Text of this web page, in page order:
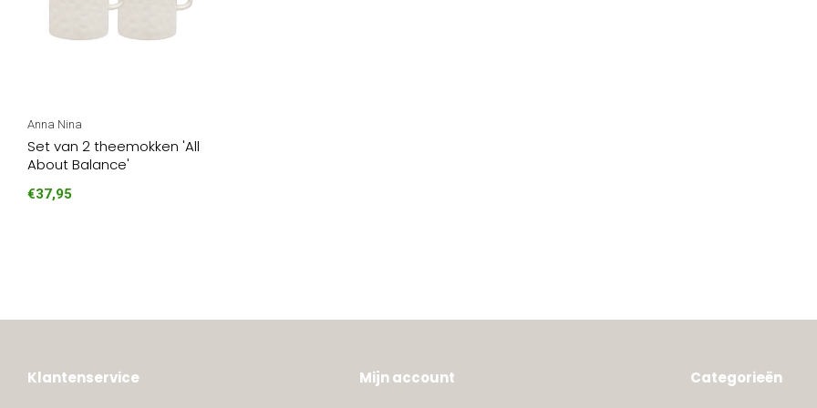
Anna Nina
Set van 2 theemokken 'All
About Balance'
€37,95
Klantenservice Mijn account Categorieën